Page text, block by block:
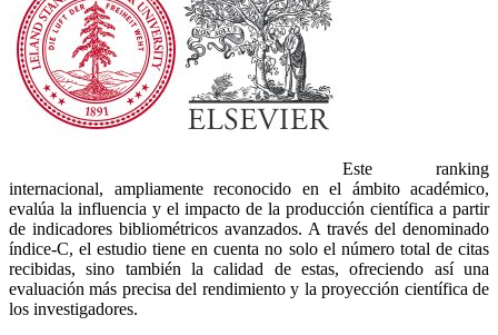
Este ranking
internacional, ampliamente reconocido en el ámbito académico,
evalúa la influencia y el impacto de la producción científica a partir
de indicadores bibliométricos avanzados. A través del denominado
índice-C, el estudio tiene en cuenta no solo el número total de citas
recibidas, sino también la calidad de estas, ofreciendo así una
evaluación más precisa del rendimiento y la proyección científica de
los investigadores.